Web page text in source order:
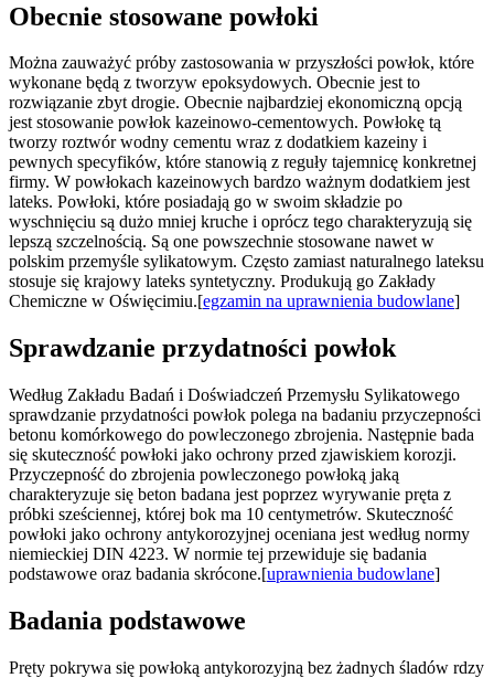
Obecnie stosowane powłoki
Można zauważyć próby zastosowania w przyszłości powłok, które
wykonane będą z tworzyw epoksydowych. Obecnie jest to
rozwiązanie zbyt drogie. Obecnie najbardziej ekonomiczną opcją
jest stosowanie powłok kazeinowo-cementowych. Powłokę tą
tworzy roztwór wodny cementu wraz z dodatkiem kazeiny i
pewnych specyfików, które stanowią z reguły tajemnicę konkretnej
firmy. W powłokach kazeinowych bardzo ważnym dodatkiem jest
lateks. Powłoki, które posiadają go w swoim składzie po
wyschnięciu są dużo mniej kruche i oprócz tego charakteryzują się
lepszą szczelnością. Są one powszechnie stosowane nawet w
polskim przemyśle sylikatowym. Często zamiast naturalnego lateksu
stosuje się krajowy lateks syntetyczny. Produkują go Zakłady
Chemiczne w Oświęcimiu.[egzamin na uprawnienia budowlane]
Sprawdzanie przydatności powłok
Według Zakładu Badań i Doświadczeń Przemysłu Sylikatowego
sprawdzanie przydatności powłok polega na badaniu przyczepności
betonu komórkowego do powleczonego zbrojenia. Następnie bada
się skuteczność powłoki jako ochrony przed zjawiskiem korozji.
Przyczepność do zbrojenia powleczonego powłoką jaką
charakteryzuje się beton badana jest poprzez wyrywanie pręta z
próbki sześciennej, której bok ma 10 centymetrów. Skuteczność
powłoki jako ochrony antykorozyjnej oceniana jest według normy
niemieckiej DIN 4223. W normie tej przewiduje się badania
podstawowe oraz badania skrócone.[uprawnienia budowlane]
Badania podstawowe
Pręty pokrywa się powłoką antykorozyjną bez żadnych śladów rdzy